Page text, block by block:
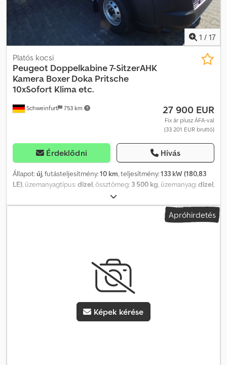
1 / 17
Schweinfurt 753 km
Platós kocsi
Peugeot Doppelkabine 7-SitzerAHK
Kamera Boxer Doka Pritsche
10xSofort Klima etc.
27 900 EUR
Fix ár plusz ÁFA-val
(33 201 EUR bruttó)
Érdeklődni Hívás
Állapot:új, futásteljesítmény:10 km, teljesítmény:133 kW (180,83
LE), üzemanyagtípus:dízel, össztömeg: 3 500 kg, üzemanyag:dízel,
mechanikai
felfüggesztés:acél, Felszereltség:ABS, elektronikus
parkolószenzorok, szervokormány, teherautó regisztráció,
tempomat, téli gumiabroncsok, utánfutó vonófej, állófűtés,
, Peugeot Boxer duplafülkés platós jármű! Új autó!
Folyamatosan körülbelül 100 darab Boxer van raktáron! Azonnal
elérhető! Német járművek! Légkondicionálóval, állófűtéssel,
felépítménnyel, 3 személyes ülés, automata klíma, 270 fokban nyíló
ajtók és még sok más extrával. Garantáljuk a kiváló ár-érték arányt,
Apróhirdetés
Képek kérése